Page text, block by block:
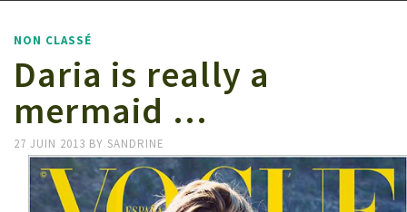
NON CLASSÉ
Daria is really a
mermaid …
27 JUIN 2013 BY SANDRINE